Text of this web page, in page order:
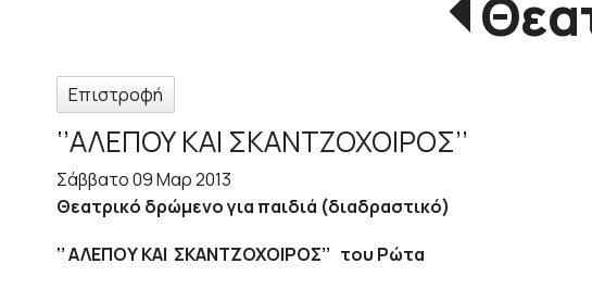
Επιστροφή
‘’ΑΛΕΠΟΥ ΚΑΙ ΣΚΑΝΤΖΟΧΟΙΡΟΣ’’
Σάββατο 09 Μαρ 2013
Θεατρικό δρώμενο για παιδιά (διαδραστικό)
‘’ ΑΛΕΠΟΥ ΚΑΙ ΣΚΑΝΤΖΟΧΟΙΡΟΣ’’ του Ρώτα